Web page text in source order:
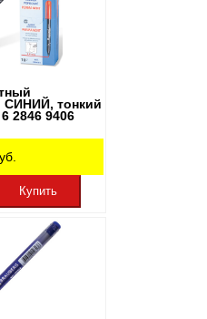
СИНИЙ, тонкий
2846 9406
Купить